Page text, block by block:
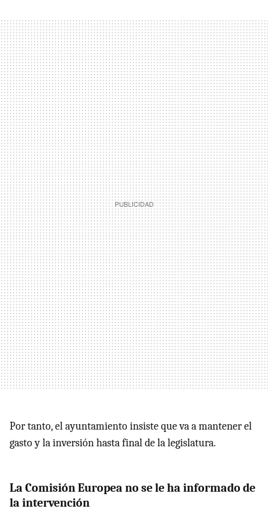
Por tanto, el ayuntamiento insiste que va a mantener el
gasto y la inversión hasta final de la legislatura.
La Comisión Europea no se le ha informado de
la intervención